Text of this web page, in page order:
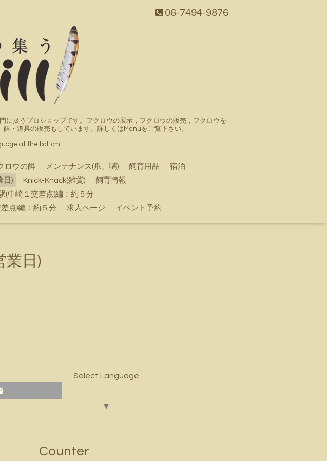
06-7494-9876
に扱うプロショップです。フクロウの展示，フクロウの販売，フクロウを
・道具の販売もしています。詳しくはMenuをご覧下さい。
at the bottom.
ロウの餌 メンテナンス(爪、嘴) 飼育用品
宿泊
日) Knick-Knack(雑貨)
飼育情報
(中崎１交差点)編：約５分
点)編：約５分
求人ページ イベント予約
業日)
Select Language
▼
Counter